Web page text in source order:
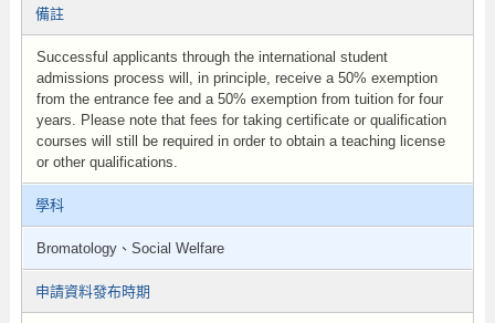
備註
Successful applicants through the international student
admissions process will, in principle, receive a 50% exemption
from the entrance fee and a 50% exemption from tuition for four
years. Please note that fees for taking certificate or qualification
courses will still be required in order to obtain a teaching license
or other qualifications.
學科
Bromatology、Social Welfare
申請資料發布時期